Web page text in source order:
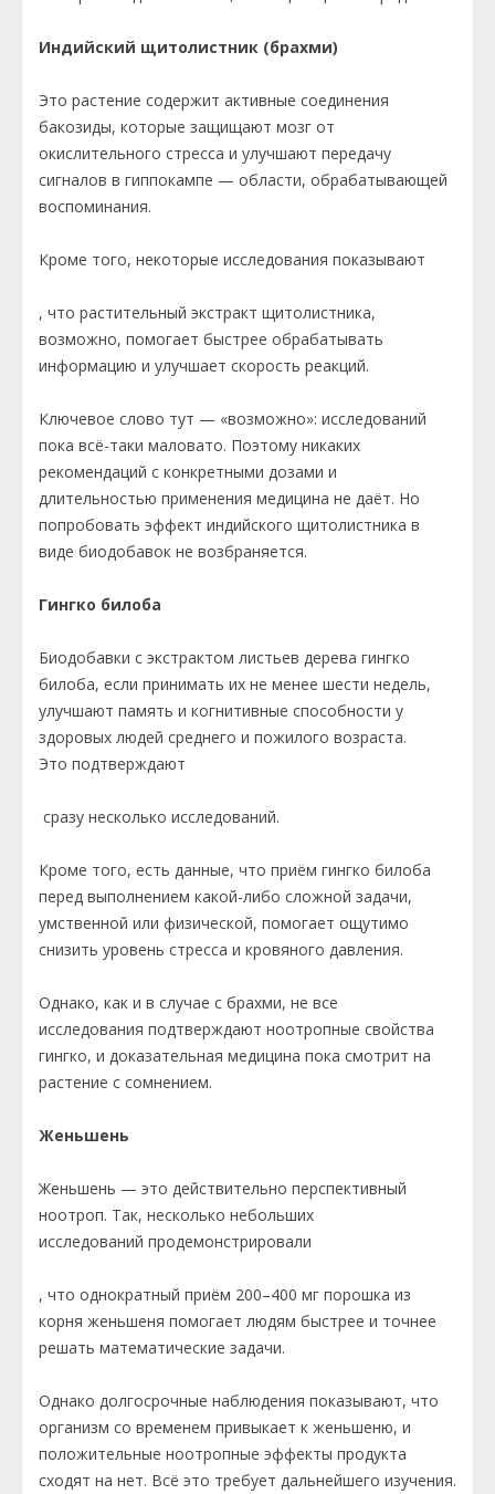
Индийский щитолистник (брахми)
Это растение содержит активные соединения
бакозиды, которые защищают мозг от
окислительного стресса и улучшают передачу
сигналов в гиппокампе — области, обрабатывающей
воспоминания.
Кроме того, некоторые исследования показывают
, что растительный экстракт щитолистника,
возможно, помогает быстрее обрабатывать
информацию и улучшает скорость реакций.
Ключевое слово тут — «возможно»: исследований
пока всё-таки маловато. Поэтому никаких
рекомендаций с конкретными дозами и
длительностью применения медицина не даёт. Но
попробовать эффект индийского щитолистника в
виде биодобавок не возбраняется.
Гингко билоба
Биодобавки с экстрактом листьев дерева гингко
билоба, если принимать их не менее шести недель,
улучшают память и когнитивные способности у
здоровых людей среднего и пожилого возраста.
Это подтверждают
сразу несколько исследований.
Кроме того, есть данные, что приём гингко билоба
перед выполнением какой-либо сложной задачи,
умственной или физической, помогает ощутимо
снизить уровень стресса и кровяного давления.
Однако, как и в случае с брахми, не все
исследования подтверждают ноотропные свойства
гингко, и доказательная медицина пока смотрит на
растение с сомнением.
Женьшень
Женьшень — это действительно перспективный
ноотроп. Так, несколько небольших
исследований продемонстрировали
, что однократный приём 200–400 мг порошка из
корня женьшеня помогает людям быстрее и точнее
решать математические задачи.
Однако долгосрочные наблюдения показывают, что
организм со временем привыкает к женьшеню, и
положительные ноотропные эффекты продукта
сходят на нет. Всё это требует дальнейшего изучения.